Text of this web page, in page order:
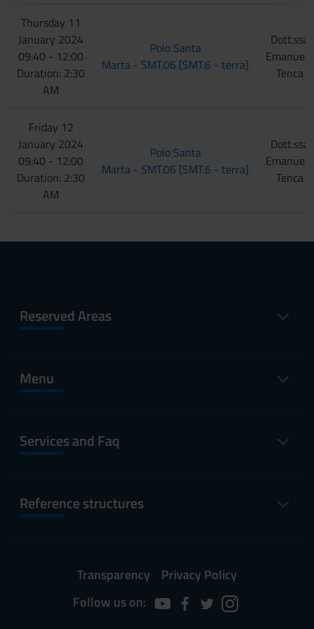
Thursday 11
January 2024
09:40 - 12:00
Duration: 2:30
AM
Polo Santa
Marta - SMT.06 [SMT.6 - terra]
Dott.ssa
Emanuela
Tenca
Friday 12
January 2024
09:40 - 12:00
Duration: 2:30
AM
Polo Santa
Marta - SMT.06 [SMT.6 - terra]
Dott.ssa
Emanuela
Tenca
Reserved Areas
Menu
Services and Faq
Reference structures
Transparency
Privacy Policy
Follow us on: